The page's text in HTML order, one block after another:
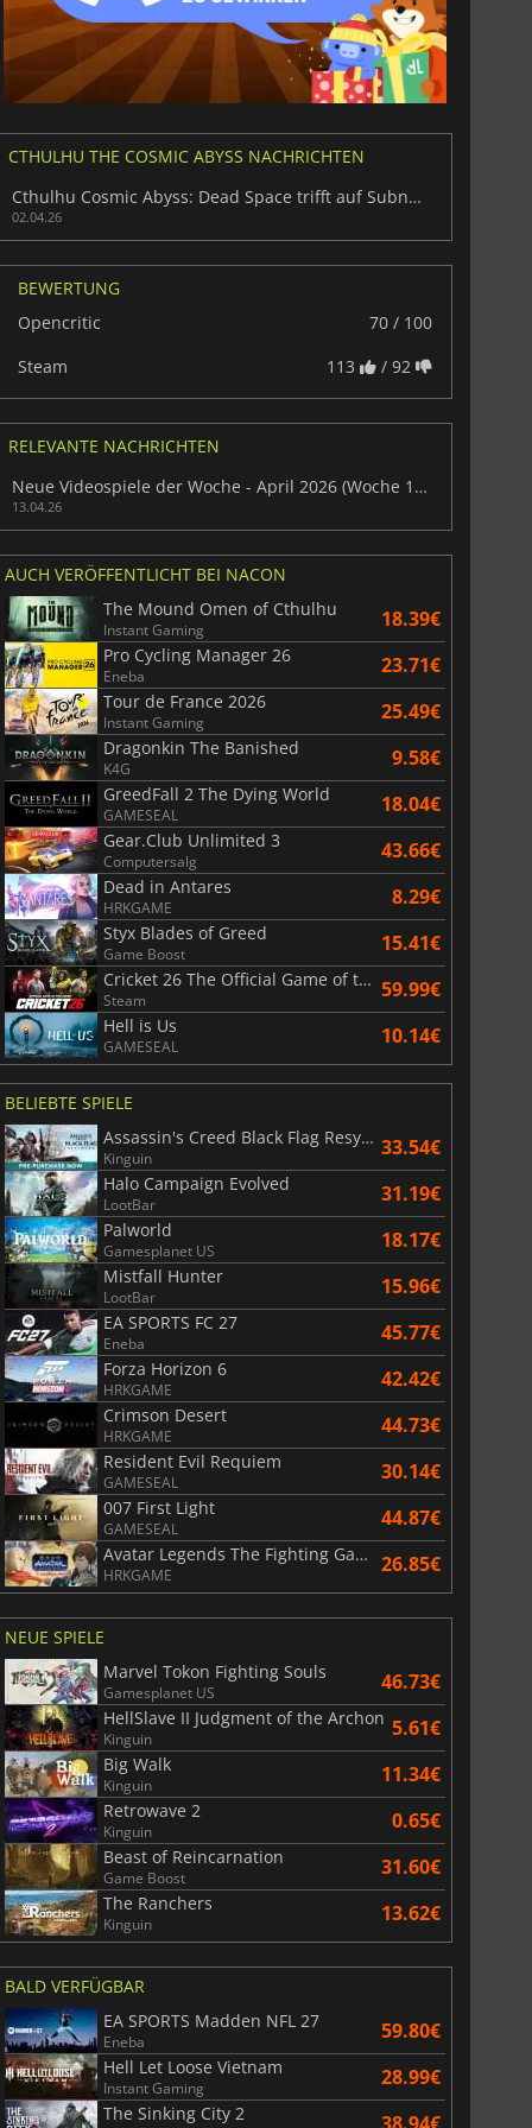
6.75€
WARHAMMER 3
15.48
CTHULHU THE COSMIC ABYSS NACHRICHTEN
Cthulhu Cosmic Abyss: Dead Space trifft auf Subnautica
02.04.26
BEWERTUNG
Opencritic
70 / 100
Steam
113 / 92
RELEVANTE NACHRICHTEN
Neue Videospiele der Woche - April 2026 (Woche 16)
13.04.26
AUCH VERÖFFENTLICHT BEI NACON
The Mound Omen of Cthulhu
Instant Gaming 18.39€
Pro Cycling Manager 26
Eneba 23.71€
Tour de France 2026
Instant Gaming 25.49€
Dragonkin The Banished
K4G 9.58€
GreedFall 2 The Dying World
GAMESEAL 18.04€
Gear.Club Unlimited 3
Computersalg 43.66€
Dead in Antares
HRKGAME 8.29€
Styx Blades of Greed
Game Boost 15.41€
Cricket 26 The Official Game of the Ashes
Steam 59.99€
Hell is Us
GAMESEAL 10.14€
BELIEBTE SPIELE
Assassin's Creed Black Flag Resynced
Kinguin 33.54€
Halo Campaign Evolved
LootBar 31.19€
Palworld
Gamesplanet US 18.17€
Mistfall Hunter
LootBar 15.96€
EA SPORTS FC 27
Eneba 45.77€
Forza Horizon 6
HRKGAME 42.42€
Crimson Desert
HRKGAME 44.73€
Resident Evil Requiem
GAMESEAL 30.14€
007 First Light
GAMESEAL 44.87€
Avatar Legends The Fighting Game
HRKGAME 26.85€
NEUE SPIELE
Marvel Tokon Fighting Souls
Gamesplanet US 46.73€
HellSlave II Judgment of the Archon
Kinguin 5.61€
Big Walk
Kinguin 11.34€
Retrowave 2
Kinguin 0.65€
Beast of Reincarnation
Game Boost 31.60€
The Ranchers
Kinguin 13.62€
BALD VERFÜGBAR
EA SPORTS Madden NFL 27
Eneba 59.80€
Hell Let Loose Vietnam
Instant Gaming 28.99€
The Sinking City 2